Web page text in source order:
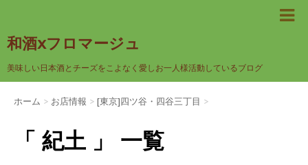
和酒xフロマージュ
美味しい日本酒とチーズをこよなく愛しお一人様活動しているブログ
ホーム > お店情報 > [東京]四ツ谷・四谷三丁目 >
「 紀土 」 一覧